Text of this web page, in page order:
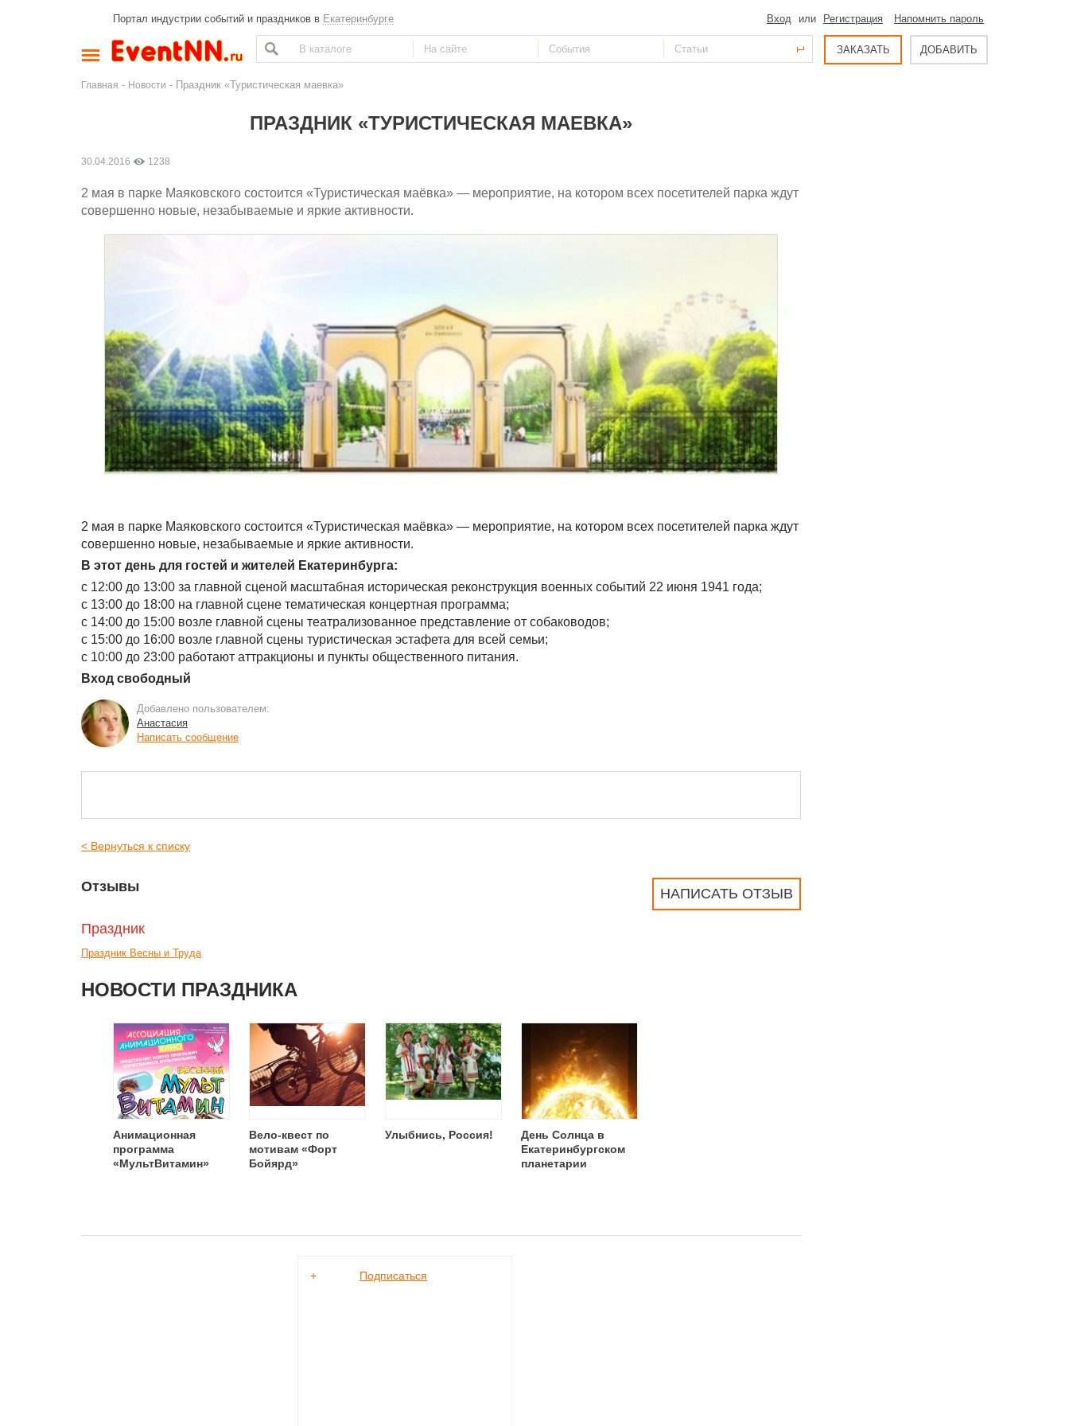
Портал индустрии событий и праздников в Екатеринбурге Вход или Регистрация Напомнить пароль
ЗАКАЗАТЬ ДОБАВИТЬ
Главная - Новости - Праздник «Туристическая маевка»
ПРАЗДНИК «ТУРИСТИЧЕСКАЯ МАЕВКА»
30.04.2016 1238
2 мая в парке Маяковского состоится «Туристическая маёвка» — мероприятие, на котором всех посетителей парка ждут
совершенно новые, незабываемые и яркие активности.
2 мая в парке Маяковского состоится «Туристическая маёвка» — мероприятие, на котором всех посетителей парка ждут
совершенно новые, незабываемые и яркие активности.
В этот день для гостей и жителей Екатеринбурга:
с 12:00 до 13:00 за главной сценой масштабная историческая реконструкция военных событий 22 июня 1941 года;
с 13:00 до 18:00 на главной сцене тематическая концертная программа;
с 14:00 до 15:00 возле главной сцены театрализованное представление от собаководов;
с 15:00 до 16:00 возле главной сцены туристическая эстафета для всей семьи;
с 10:00 до 23:00 работают аттракционы и пункты общественного питания.
Вход свободный
Добавлено пользователем:
Анастасия
Написать сообщение
< Вернуться к списку
НАПИСАТЬ ОТЗЫВ
Отзывы
Праздник
Праздник Весны и Труда
НОВОСТИ ПРАЗДНИКА
Анимационная
программа
«МультВитамин»
Вело-квест по
мотивам «Форт
Бойярд»
Улыбнись, Россия!
День Солнца в
Екатеринбургском
планетарии
+ Подписаться